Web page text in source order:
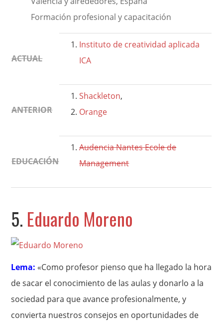
Formación profesional y capacitación
ACTUAL
Instituto de creatividad aplicada
ICA
ANTERIOR
Shackleton,
Orange
EDUCACIÓN
Audencia Nantes Ecole de
Management
5. Eduardo Moreno
Lema: «Como profesor pienso que ha llegado la hora
de sacar el conocimiento de las aulas y donarlo a la
sociedad para que avance profesionalmente, y
convierta nuestros consejos en oportunidades de